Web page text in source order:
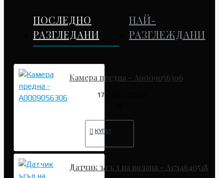
ПОСЛЕДНО
РАЗГЛЕДАНИ
НАЙ-
РАЗГЛЕЖДАНИ
Камера предна - A0009056306
178.95€ (350.00
КУПИ
Датчик ъгъл на волана - A1714640518